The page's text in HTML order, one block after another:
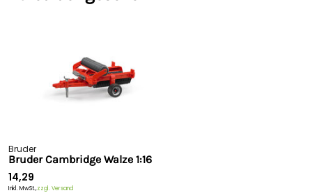
Bruder
Bruder Cambridge Walze 1:16
14,29
Inkl. MwSt.,zzgl. Versand